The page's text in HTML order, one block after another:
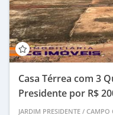
Casa Térrea com 3
Presidente por R$
JARDIM PRESIDENTE / CAMPO